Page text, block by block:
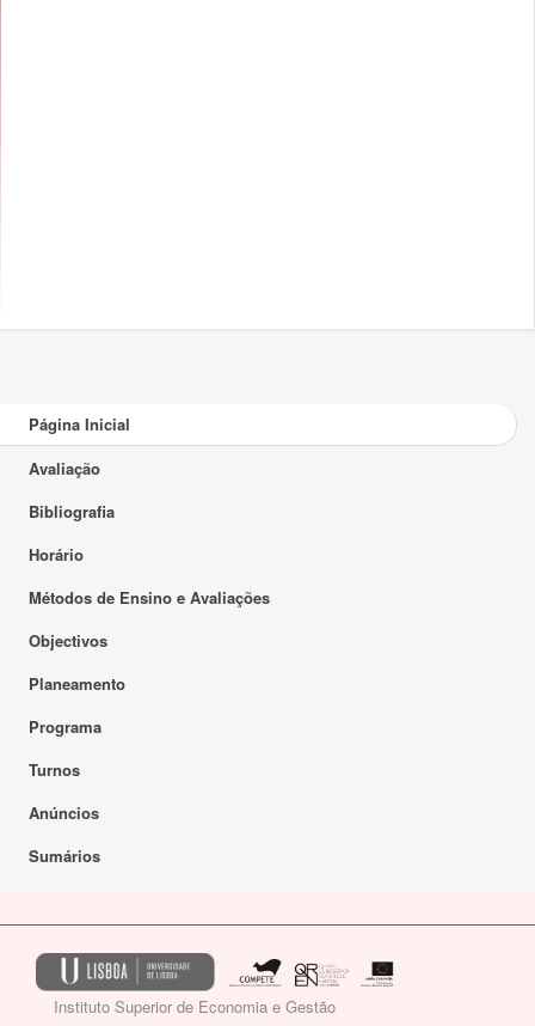
Página Inicial
Avaliação
Bibliografia
Horário
Métodos de Ensino e Avaliações
Objectivos
Planeamento
Programa
Turnos
Anúncios
Sumários
Instituto Superior de Economia e Gestão